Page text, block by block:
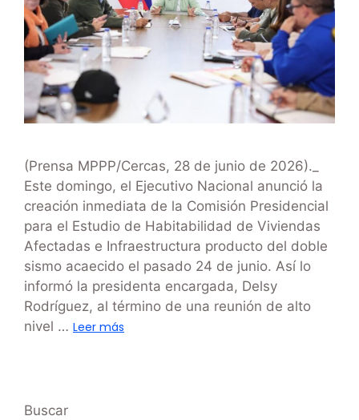
(Prensa MPPP/Cercas, 28 de junio de 2026)._
Este domingo, el Ejecutivo Nacional anunció la
creación inmediata de la Comisión Presidencial
para el Estudio de Habitabilidad de Viviendas
Afectadas e Infraestructura producto del doble
sismo acaecido el pasado 24 de junio. Así lo
informó la presidenta encargada, Delsy
Rodríguez, al término de una reunión de alto
nivel … Leer más
Buscar